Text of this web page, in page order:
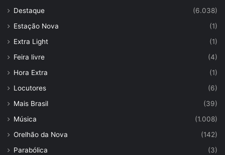
Destaque
(6.038)
Estação Nova
(1)
Extra Light
(1)
Feira livre
(4)
Hora Extra
(1)
Locutores
(6)
Mais Brasil
(39)
Música
(1.008)
Orelhão da Nova
(142)
Parabólica
(3)